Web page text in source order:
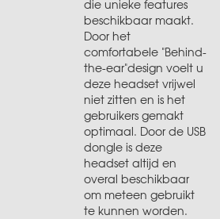
die unieke features
beschikbaar maakt.
Door het
comfortabele "Behind-
the-ear"design voelt u
deze headset vrijwel
niet zitten en is het
gebruikers gemakt
optimaal. Door de USB
dongle is deze
headset altijd en
overal beschikbaar
om meteen gebruikt
te kunnen worden.